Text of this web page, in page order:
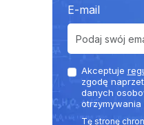
E-mail
Akceptuje
zgodę
danych
otrzymywania